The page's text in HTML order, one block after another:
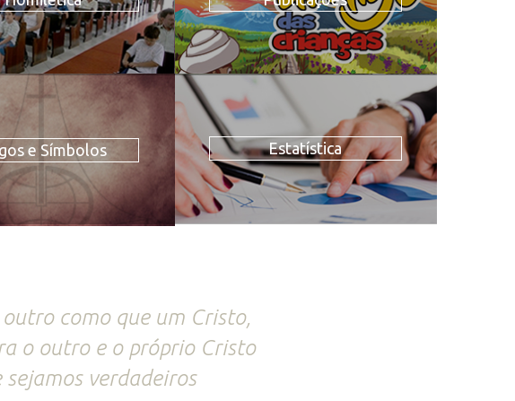
e Símbolos Estatística
como que um Cristo,
o outro e o próprio Cristo
verdadeiros